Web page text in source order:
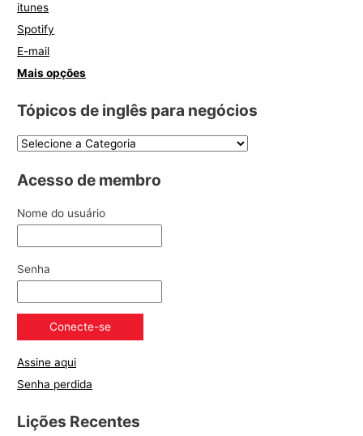
itunes
Spotify
E-mail
Mais opções
Tópicos de inglês para negócios
Acesso de membro
Nome do usuário
Senha
Assine aqui
Senha perdida
Lições Recentes